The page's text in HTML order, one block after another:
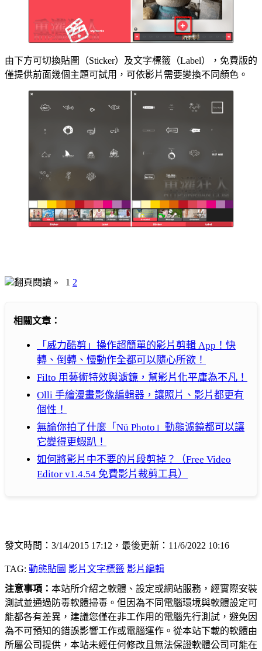
由下方可切換貼圖（Sticker）及文字標籤（Label），免費版的
僅提供前面幾個主題可試用，可依影片需要變換不同顏色。
翻頁閱讀 » 1 2
相關文章：
「威力酷剪」操作超簡單的影片剪輯 App！快
轉、倒轉、慢動作全都可以隨心所欲！
Filto 用藝術特效與濾鏡，幫影片化平庸為不凡！
Olli 手繪漫畫影像編輯器，讓照片、影片都更有
個性！
無論你拍了什麼「Nü Photo」動態濾鏡都可以讓
它變得更蝦趴！
如何將影片中不要的片段剪掉？（Free Video
Editor v1.4.54 免費影片裁剪工具）
發文時間：3/14/2015 17:12，最後更新：11/6/2022 10:16
TAG: 動態貼圖 影片文字標籤 影片編輯
注意事項： 本站所介紹之軟體、設定或網站服務，經實際安裝
測試並通過防毒軟體掃毒。但因為不同電腦環境與軟體設定可
能都各有差異，建議您僅在非工作用的電腦先行測試，避免因
為不可預知的錯誤影響工作或電腦運作。從本站下載的軟體由
所屬公司提供，本站未經任何修改且無法保證軟體公司可能在